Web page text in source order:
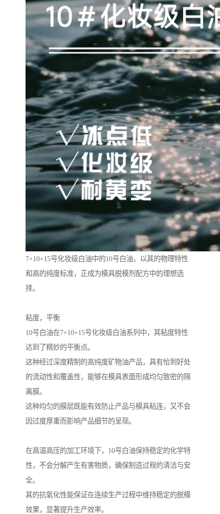
7+10+15号化妆级白油中的10号白油，以其的物理特性
和高的纯度标准，正成为模具脱模剂配方中的理想选
择。
粘度，平衡
10号白油在7+10+15号化妆级白油系列中，其粘度特性
达到了精妙的平衡点。
这种经过深度精制的高纯度矿物油产品，具有恰到好处
的流动性和覆盖性，能够在模具表面形成均匀致密的隔
离膜。
这种均匀的膜层既能有效防止产品与模具粘连，又不会
因过度厚重而影响产品细节的呈现。
在高温高压的加工环境下，10号白油保持稳定的化学特
性，不会分解产生有害物质，确保制造过程的清洁与安
全。
其的抗氧化性能保证在连续生产过程中维持稳定的脱模
效果，显著提升生产效率。